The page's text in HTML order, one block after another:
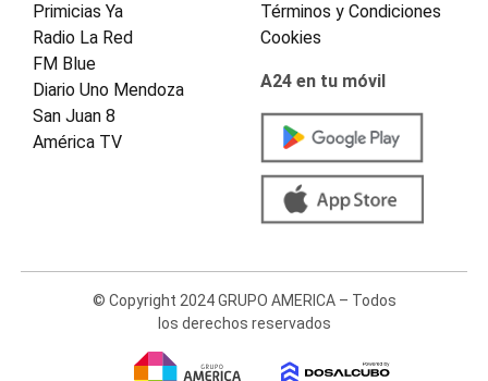
Primicias Ya
Radio La Red
FM Blue
Diario Uno Mendoza
San Juan 8
América TV
Términos y Condiciones
Cookies
A24 en tu móvil
© Copyright 2024 GRUPO AMERICA – Todos
los derechos reservados